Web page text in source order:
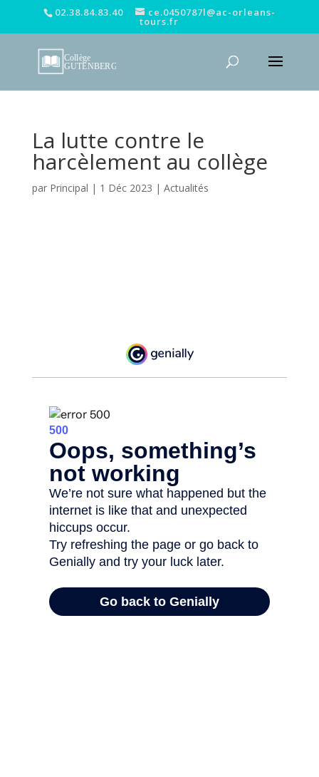
02.38.84.83.40 ce.0450787l@ac-orleans-
tours.fr
La lutte contre le
harcèlement au collège
par Principal | 1 Déc 2023 | Actualités